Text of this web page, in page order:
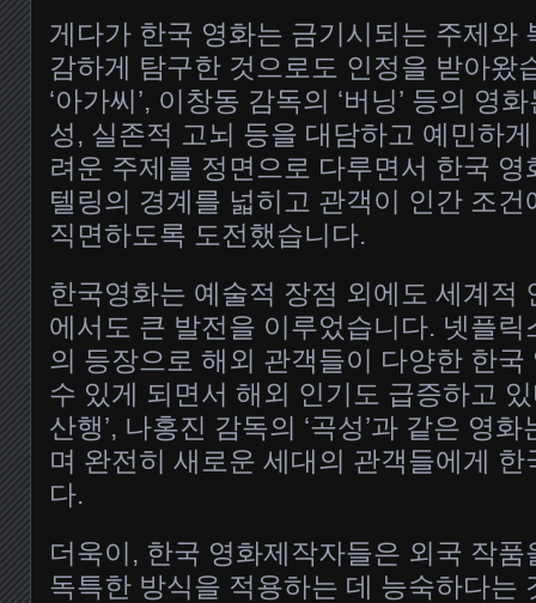
게다가 한국 영화는 금기시되는 주제와
감하게 탐구한 것으로도 인정을 받아왔
‘아가씨’, 이창동 감독의 ‘버닝’ 등의 영
성, 실존적 고뇌 등을 대담하고 예민하
려운 주제를 정면으로 다루면서 한국
텔링의 경계를 넓히고 관객이 인간 조
직면하도록 도전했습니다.
한국영화는 예술적 장점 외에도 세계적
에서도 큰 발전을 이루었습니다. 넷플
의 등장으로 해외 관객들이 다양한 한
수 있게 되면서 해외 인기도 급증하고
산행’, 나홍진 감독의 ‘곡성’과 같은 영
며 완전히 새로운 세대의 관객들에게
다.
더욱이, 한국 영화제작자들은 외국 작
독특한 방식을 적용하는 데 능숙하다는